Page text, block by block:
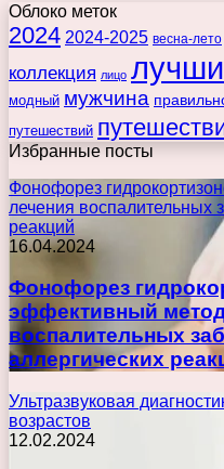
Облоко меток
2024 2024-2025 весна-лето
коллекция лицо
модный мужчина
путешествий
Избранные посты
Фонофорез
лечения воспалительных
реакций
16.04.2024
Фонофорез
эффективный
воспалительных
аллергических
Ультразвуковая
возрастов
12.02.2024